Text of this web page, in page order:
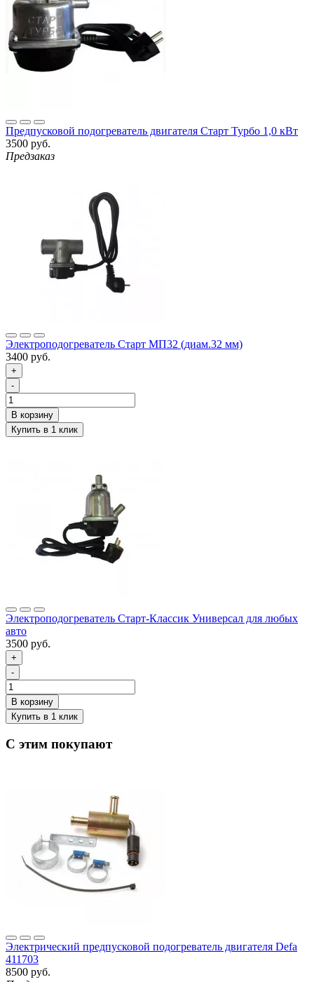
Предпусковой подогреватель двигателя Старт Турбо 1,0 кВт
3500 руб.
Предзаказ
Электроподогреватель Старт МП32 (диам.32 мм)
3400 руб.
+
-
Электроподогреватель Старт-Классик Универсал для любых
авто
3500 руб.
+
-
С этим покупают
Электрический предпусковой подогреватель двигателя Defa
411703
8500 руб.